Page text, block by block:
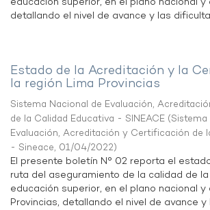
detallando el nivel de avance y las
Estado de la Acreditación y la
la región Lima Provincias
Sistema Nacional de Evaluación,
de la Calidad Educativa - SINEACE (
Evaluación, Acreditación y Certificación de
- Sineace, 01/04/2022)
El presente boletín N° 02 reporta el
ruta del aseguramiento de la calidad de
educación superior, en el plano nacional y
Provincias, detallando el nivel de avance y